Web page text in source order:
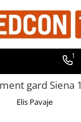
1
gard Siena 1
Elis Pavaje